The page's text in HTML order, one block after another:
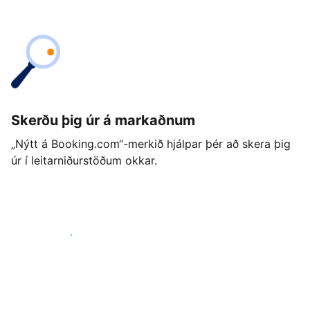
Skerðu þig úr á markaðnum
„Nýtt á Booking.com“-merkið hjálpar þér að skera þig
úr í leitarniðurstöðum okkar.
Byrjaðu strax í dag